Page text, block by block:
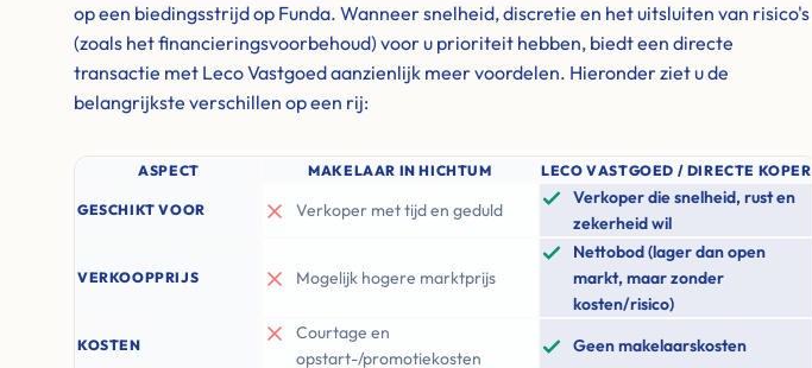
op een biedingsstrijd op Funda. Wanneer snelheid, discretie en het uitsluiten van risico's
(zoals het financieringsvoorbehoud) voor u prioriteit hebben, biedt een directe
transactie met Leco Vastgoed aanzienlijk meer voordelen. Hieronder ziet u de
belangrijkste verschillen op een rij:
ASPECT MAKELAAR IN HICHTUM LECO VASTGOED / DIRECTE KOPER
GESCHIKT VOOR Verkoper met tijd en geduld
Verkoper die snelheid, rust en
zekerheid wil
VERKOOPPRIJS Mogelijk hogere marktprijs
Nettobod (lager dan open
markt, maar zonder
kosten/risico)
KOSTEN
Courtage en
opstart-/promotiekosten
Geen makelaarskosten